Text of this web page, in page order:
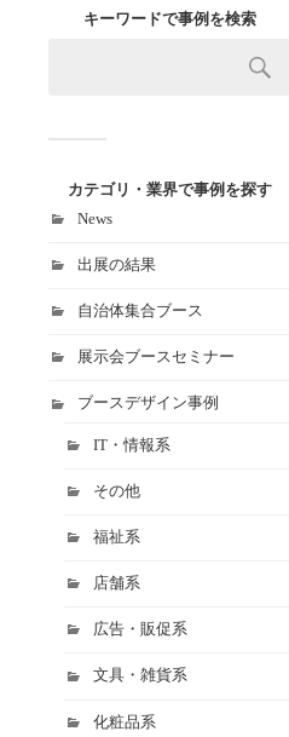
キーワードで事例を検索
カテゴリ・業界で事例を探す
News
出展の結果
自治体集合ブース
展示会ブースセミナー
ブースデザイン事例
IT・情報系
その他
福祉系
店舗系
広告・販促系
文具・雑貨系
化粧品系